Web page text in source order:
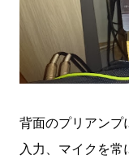
背面のプリアン
入力、マイクを常